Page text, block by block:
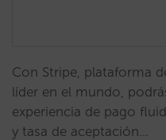
Con Stripe, plataforma
líder en el mundo,
experiencia de pago
y tasa de aceptación…